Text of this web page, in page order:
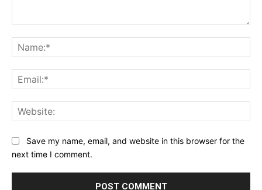
Save my name, email, and website in this browser for the
next time I comment.